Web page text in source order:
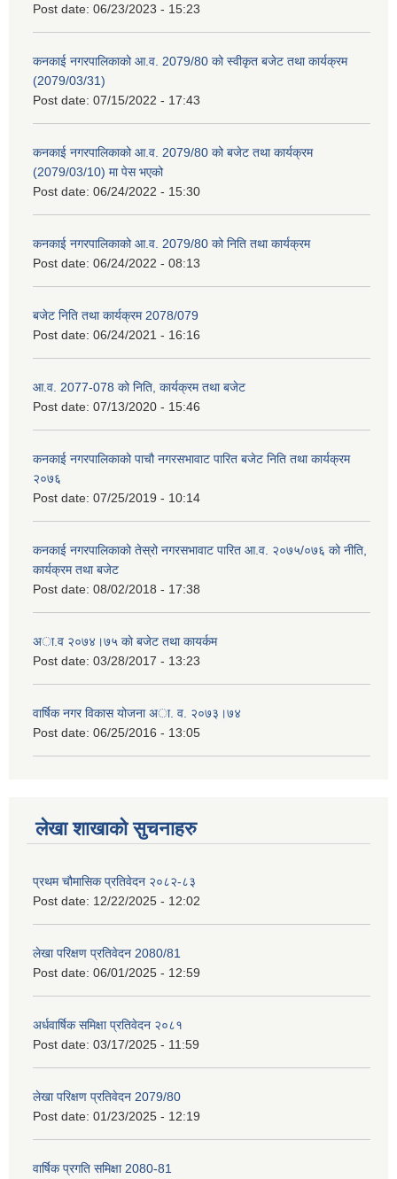
Post date: 06/23/2023 - 15:23
कनकाई नगरपालिकाको आ.व. 2079/80 को स्वीकृत बजेट तथा कार्यक्रम
(2079/03/31)
Post date: 07/15/2022 - 17:43
कनकाई नगरपालिकाको आ.व. 2079/80 को बजेट तथा कार्यक्रम
(2079/03/10) मा पेस भएको
Post date: 06/24/2022 - 15:30
कनकाई नगरपालिकाको आ.व. 2079/80 को निति तथा कार्यक्रम
Post date: 06/24/2022 - 08:13
बजेट निति तथा कार्यक्रम 2078/079
Post date: 06/24/2021 - 16:16
आ.व. 2077-078 को निति, कार्यक्रम तथा बजेट
Post date: 07/13/2020 - 15:46
कनकाई नगरपालिकाको पाचौ नगरसभावाट पारित बजेट निति तथा कार्यक्रम
२०७६
Post date: 07/25/2019 - 10:14
कनकाई नगरपालिकाको तेस्रो नगरसभावाट पारित आ.व. २०७५/०७६ को नीति,
कार्यक्रम तथा बजेट
Post date: 08/02/2018 - 17:38
अा.व २०७४।७५ काे बजेट तथा कायर्कम
Post date: 03/28/2017 - 13:23
वार्षिक नगर विकास योजना अा. व. २०७३।७४
Post date: 06/25/2016 - 13:05
लेखा शाखाको सुचनाहरु
प्रथम चौमासिक प्रतिवेदन २०८२-८३
Post date: 12/22/2025 - 12:02
लेखा परिक्षण प्रतिवेदन 2080/81
Post date: 06/01/2025 - 12:59
अर्धवार्षिक समिक्षा प्रतिवेदन २०८१
Post date: 03/17/2025 - 11:59
लेखा परिक्षण प्रतिवेदन 2079/80
Post date: 01/23/2025 - 12:19
वार्षिक प्रगति समिक्षा 2080-81